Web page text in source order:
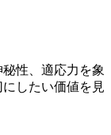
性、適応力を象
したい価値を見